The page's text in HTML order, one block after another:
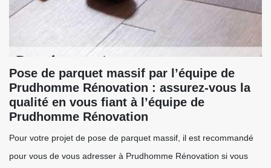
Pose de parquet massif par l’équipe de
Prudhomme Rénovation : assurez-vous la
qualité en vous fiant à l’équipe de
Prudhomme Rénovation
Pour votre projet de pose de parquet massif, il est recommandé
pour vous de vous adresser à Prudhomme Rénovation si vous